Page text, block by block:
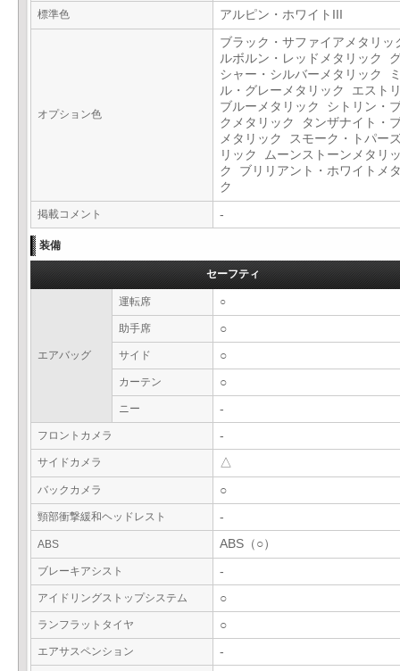
標準色 アルピン・ホワイトIII
オプション色
ブラック・サファイアメタリ
ルボルン・レッドメタリック
シャー・シルバーメタリック
ル・グレーメタリック エスト
ブルーメタリック シトリン・
クメタリック タンザナイト・
メタリック スモーク・トパー
リック ムーンストーンメタリ
ク ブリリアント・ホワイトメ
ク
掲載コメント -
装備
セーフティ
エアバッグ
運転席 ○
助手席 ○
サイド ○
カーテン ○
ニー -
フロントカメラ -
サイドカメラ △
バックカメラ ○
頸部衝撃緩和ヘッドレスト -
ABS ABS（○）
ブレーキアシスト -
アイドリングストップシステム ○
ランフラットタイヤ ○
エアサスペンション -